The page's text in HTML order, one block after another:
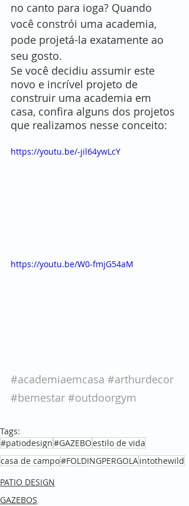
no canto para ioga? Quando
você constrói uma academia,
pode projetá-la exatamente ao
seu gosto.
Se você decidiu assumir este
novo e incrível projeto de
construir uma academia em
casa, confira alguns dos projetos
que realizamos nesse conceito:
https://youtu.be/-jil64ywLcY
https://youtu.be/W0-fmjG54aM
#academiaemcasa #arthurdecor
#bemestar #outdoorgym
Tags:
#patiodesign#GAZEBOestilo de vida
casa de campo#FOLDINGPERGOLAintothewild
PATIO DESIGN
GAZEBOS